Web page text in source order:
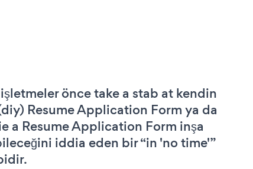
işletmeler önce take a stab at kendin
Resume Application Form ya da
a Resume Application Form inşa
iddia eden bir “in 'no time'”